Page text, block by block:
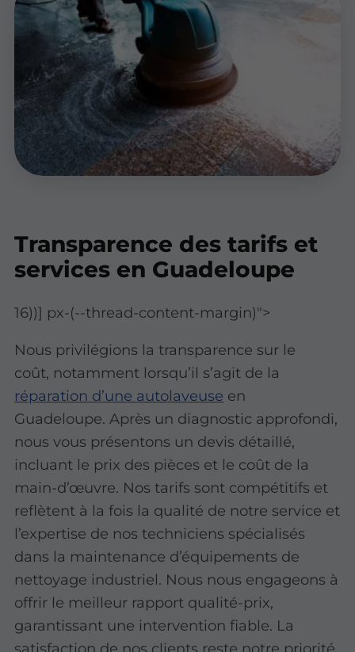
Transparence des tarifs et
services en Guadeloupe
16))] px-(--thread-content-margin)">
Nous privilégions la transparence sur le
coût, notamment lorsqu’il s’agit de la
réparation d’une autolaveuse en
Guadeloupe. Après un diagnostic approfondi,
nous vous présentons un devis détaillé,
incluant le prix des pièces et le coût de la
main-d’œuvre. Nos tarifs sont compétitifs et
reflètent à la fois la qualité de notre service et
l’expertise de nos techniciens spécialisés
dans la maintenance d’équipements de
nettoyage industriel. Nous nous engageons à
offrir le meilleur rapport qualité-prix,
garantissant une intervention fiable. La
satisfaction de nos clients reste notre priorité.